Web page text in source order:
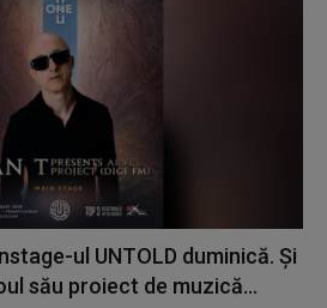
ul UNTOLD duminică. Și
său proiect de muzică...